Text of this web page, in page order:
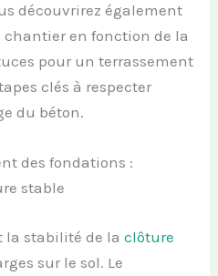
découvrirez également
en fonction de la
pour un terrassement
clés à respecter
du béton.
des fondations :
stable
la stabilité de laclôture
sur le sol. Le